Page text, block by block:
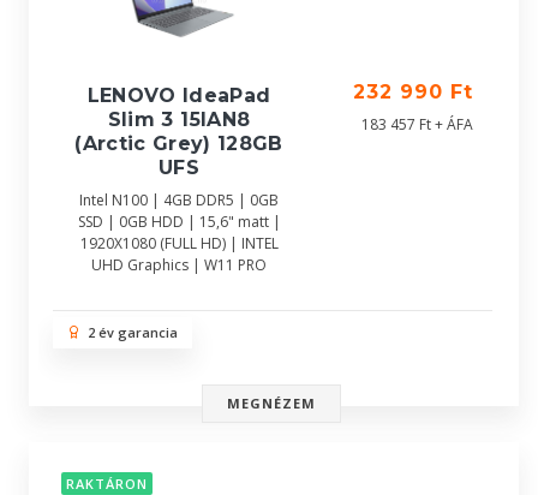
LENOVO IdeaPad
Slim 3 15IAN8
(Arctic Grey) 128GB
UFS
Intel N100 | 4GB DDR5 | 0GB
SSD | 0GB HDD | 15,6" matt |
1920X1080 (FULL HD) | INTEL
UHD Graphics | W11 PRO
232 990 Ft
183 457 Ft + ÁFA
2 év garancia
MEGNÉZEM
RAKTÁRON